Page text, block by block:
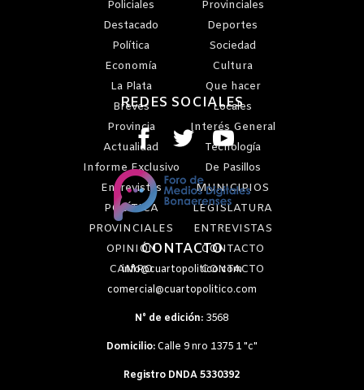
Policiales
Provinciales
Destacado
Deportes
Política
Sociedad
Economía
Cultura
La Plata
Que hacer
Breves
Locales
Provincia
Interés General
Actualidad
Tecnología
Informe Exclusivo
De Pasillos
Entrevistas
MUNICIPIOS
POLÍTICA
LEGISLATURA
PROVINCIALES
ENTREVISTAS
OPINIÓN
CONTACTO
CAMPO
CONTACTO
REDES SOCIALES
CONTACTO
info@cuartopolitico.com
comercial@cuartopolitico.com
N° de edición: 3568
Domicilio:Calle 9 nro 1375 1 "c"
Registro DNDA 5330392